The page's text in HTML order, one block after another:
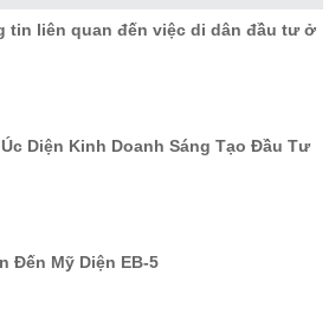
tin liên quan đến việc di dân đầu tư ở
Diện Kinh Doanh Sáng Tạo Đầu Tư
Đến Mỹ Diện EB-5